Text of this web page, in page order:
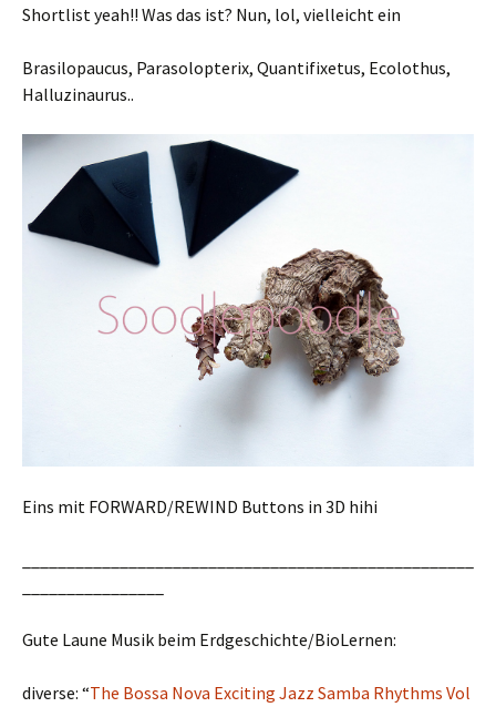
Shortlist yeah!! Was das ist? Nun, lol, vielleicht ein
Brasilopaucus, Parasolopterix, Quantifixetus, Ecolothus,
Halluzinaurus..
Eins mit FORWARD/REWIND Buttons in 3D hihi
Gute Laune Musik beim Erdgeschichte/BioLernen:
diverse: “The Bossa Nova Exciting Jazz Samba Rhythms Vol